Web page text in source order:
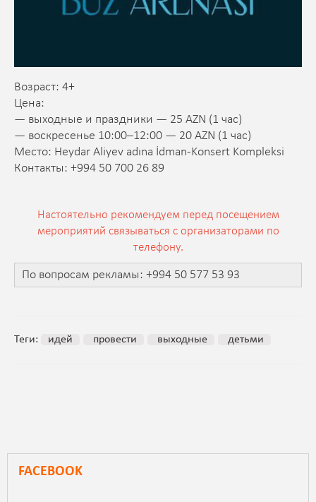
Возраст: 4+
Цена:
— выходные и праздники — 25 AZN (1 час)
— воскресенье 10:00–12:00 — 20 AZN (1 час)
Место: Heydar Aliyev adına İdman-Konsert Kompleksi
Контакты: +994 50 700 26 89
Настоятельно рекомендуем перед посещением
мероприятий связываться с организаторами по
телефону.
По вопросам рекламы: +994 50 577 53 93
Теги: идей провести выходные детьми
FACEBOOK